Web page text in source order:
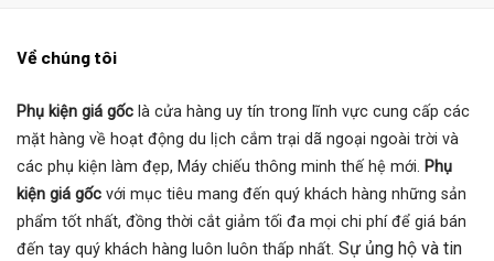
Về chúng tôi
Phụ kiện giá gốc là cửa hàng uy tín trong lĩnh vực cung cấp các
mặt hàng về hoạt động du lịch cắm trại dã ngoại ngoài trời và
các phụ kiện làm đẹp, Máy chiếu thông minh thế hệ mới. Phụ
kiện giá gốc với mục tiêu mang đến quý khách hàng những sản
phẩm tốt nhất, đồng thời cắt giảm tối đa mọi chi phí để giá bán
đến tay quý khách hàng luôn luôn thấp nhất. Sự ủng hộ và tin